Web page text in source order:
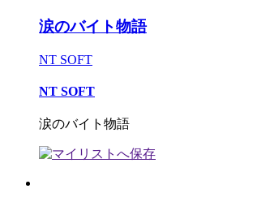
涙のバイト物語
NT SOFT
NT SOFT
涙のバイト物語